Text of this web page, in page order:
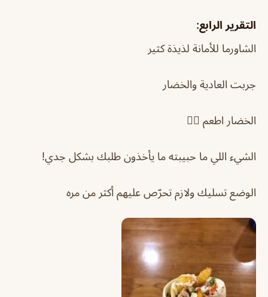
التقرير الرابع:
الشاورما للأمانة لذيذة كثير
جربت العادية والخضار
الخضار اطعم 👍🏽
الشيء اللي ما حبيبته ما يأخذون طلبك بشكل جدي!
الوضع تسليك ولازم تحرّص عليهم أكثر من مره